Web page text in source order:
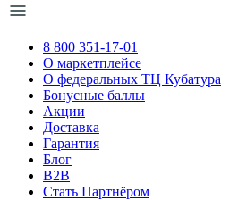
8 800 351-17-01
О маркетплейсе
О федеральных ТЦ Кубатура
Бонусные баллы
Акции
Доставка
Гарантия
Блог
B2B
Стать Партнёром